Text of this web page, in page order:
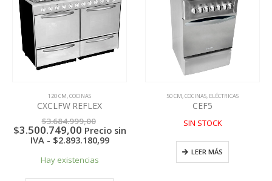
120 CM,COCINAS
CXCLFW REFLEX
$3.684.999,00
precio
original
era:
$3.684.999,00.
$3.500.749,00El
precio
actual
es:
Precio sin
IVA - $2.893.180,99
Hay existencias
50 CM,COCINAS, ELÉCTRICAS
CEF5
SIN STOCK
LEER MÁS